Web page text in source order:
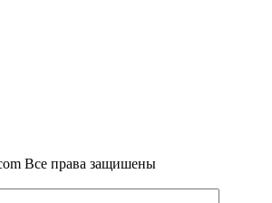
Все права защишены